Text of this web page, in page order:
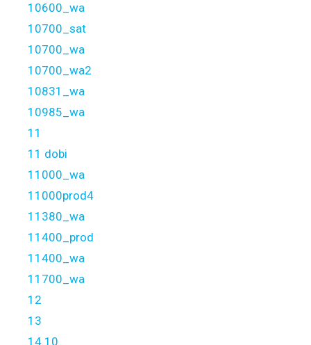
10600_wa
10700_sat
10700_wa
10700_wa2
10831_wa
10985_wa
11
11 dobi
11000_wa
11000prod4
11380_wa
11400_prod
11400_wa
11700_wa
12
13
14.10